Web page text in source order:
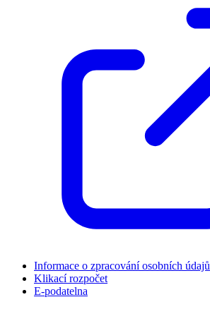
Informace o zpracování osobních údajů
Klikací rozpočet
E-podatelna